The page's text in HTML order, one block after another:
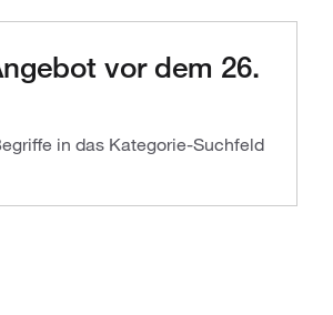
vor dem 26.
in das Kategorie-Suchfeld